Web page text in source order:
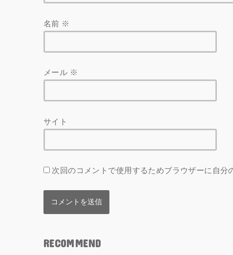
名前 ※
メール ※
サイト
次回のコメントで使用するためブラウザーに自分
RECOMMEND